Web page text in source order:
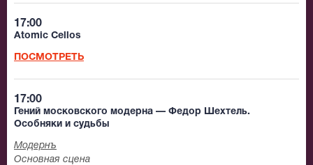
17:00
Atomic Cellos
ПОСМОТРЕТЬ
17:00
Гений московского модерна — Федор Шехтель.
Особняки и судьбы
Модернъ
Основная сцена